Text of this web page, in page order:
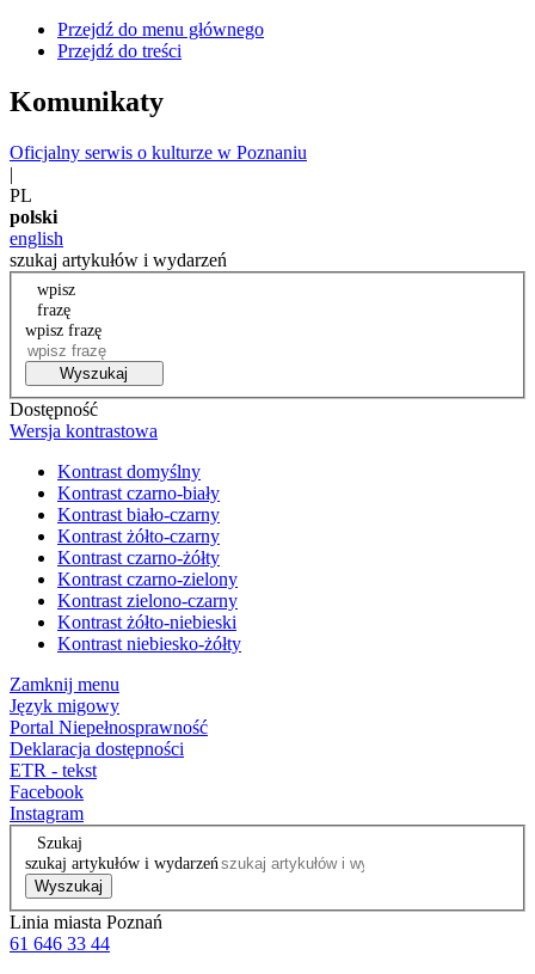
Przejdź do menu głównego
Przejdź do treści
Komunikaty
Oficjalny serwis o kulturze w Poznaniu
|
PL
polski
english
szukaj artykułów i wydarzeń
wpisz
frazę
wpisz frazę
Wyszukaj
Dostępność
Wersja kontrastowa
Kontrast domyślny
Kontrast czarno-biały
Kontrast biało-czarny
Kontrast żółto-czarny
Kontrast czarno-żółty
Kontrast czarno-zielony
Kontrast zielono-czarny
Kontrast żółto-niebieski
Kontrast niebiesko-żółty
Zamknij menu
Język migowy
Portal Niepełnosprawność
Deklaracja dostępności
ETR - tekst
Facebook
Instagram
Szukaj
szukaj artykułów i wydarzeń
Wyszukaj
Linia miasta Poznań
61 646 33 44